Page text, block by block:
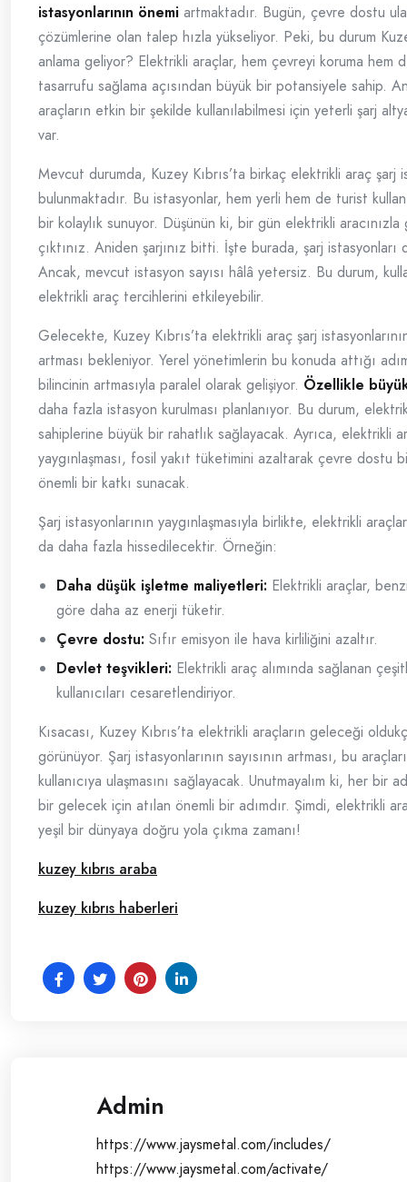
istasyonlarının önemi artmaktadır. Bugün, çevre dostu
çözümlerine olan talep hızla yükseliyor. Peki, bu durum
anlama geliyor? Elektrikli araçlar, hem çevreyi koruma hem
tasarrufu sağlama açısından büyük bir potansiyele sahip.
araçların etkin bir şekilde kullanılabilmesi için yeterli şarj
var.
Mevcut durumda, Kuzey Kıbrıs’ta birkaç elektrikli araç şarj
bulunmaktadır. Bu istasyonlar, hem yerli hem de turist
bir kolaylık sunuyor. Düşünün ki, bir gün elektrikli
çıktınız. Aniden şarjınız bitti. İşte burada, şarj istasyonları
Ancak, mevcut istasyon sayısı hâlâ yetersiz. Bu durum,
elektrikli araç tercihlerini etkileyebilir.
Gelecekte, Kuzey Kıbrıs’ta elektrikli araç şarj
artması bekleniyor. Yerel yönetimlerin bu konuda attığı
bilincinin artmasıyla paralel olarak gelişiyor. Özellikle
daha fazla istasyon kurulması planlanıyor. Bu durum,
sahiplerine büyük bir rahatlık sağlayacak. Ayrıca, elektrikli
yaygınlaşması, fosil yakıt tüketimini azaltarak çevre dostu
önemli bir katkı sunacak.
Şarj istasyonlarının yaygınlaşmasıyla birlikte, elektrikli
da daha fazla hissedilecektir. Örneğin:
Daha düşük işletme maliyetleri: Elektrikli araçlar,
göre daha az enerji tüketir.
Çevre dostu: Sıfır emisyon ile hava kirliliğini azaltır.
Devlet teşvikleri: Elektrikli araç alımında sağlanan
kullanıcıları cesaretlendiriyor.
Kısacası, Kuzey Kıbrıs’ta elektrikli araçların geleceği
görünüyor. Şarj istasyonlarının sayısının artması, bu
kullanıcıya ulaşmasını sağlayacak. Unutmayalım ki, her bir
bir gelecek için atılan önemli bir adımdır. Şimdi, elektrikli
yeşil bir dünyaya doğru yola çıkma zamanı!
kuzey kıbrıs araba
kuzey kıbrıs haberleri
Admin
https://www.jaysmetal.com/includes/
https://www.jaysmetal.com/activate/